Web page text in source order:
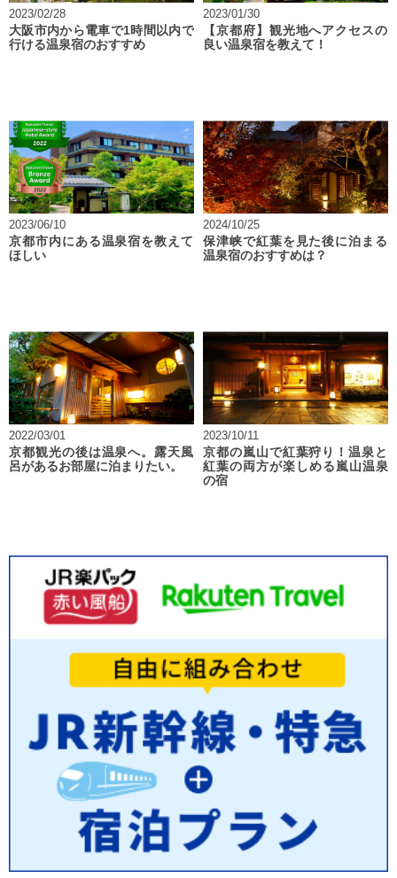
2023/02/28
大阪市内から電車で1時間以内で
行ける温泉宿のおすすめ
2023/01/30
【京都府】観光地へアクセスの
良い温泉宿を教えて！
2023/06/10
京都市内にある温泉宿を教えて
ほしい
2024/10/25
保津峡で紅葉を見た後に泊まる
温泉宿のおすすめは？
2022/03/01
京都観光の後は温泉へ。露天風
呂があるお部屋に泊まりたい。
2023/10/11
京都の嵐山で紅葉狩り！温泉と
紅葉の両方が楽しめる嵐山温泉
の宿